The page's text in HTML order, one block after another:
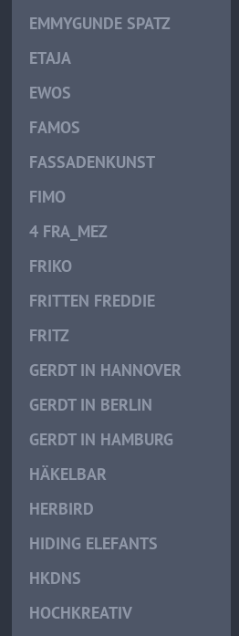
EMMYGUNDE SPATZ
ETAJA
EWOS
FAMOS
FASSADENKUNST
FIMO
4 FRA_MEZ
FRIKO
FRITTEN FREDDIE
FRITZ
GERDT IN HANNOVER
GERDT IN BERLIN
GERDT IN HAMBURG
HÄKELBAR
HERBIRD
HIDING ELEFANTS
HKDNS
HOCHKREATIV